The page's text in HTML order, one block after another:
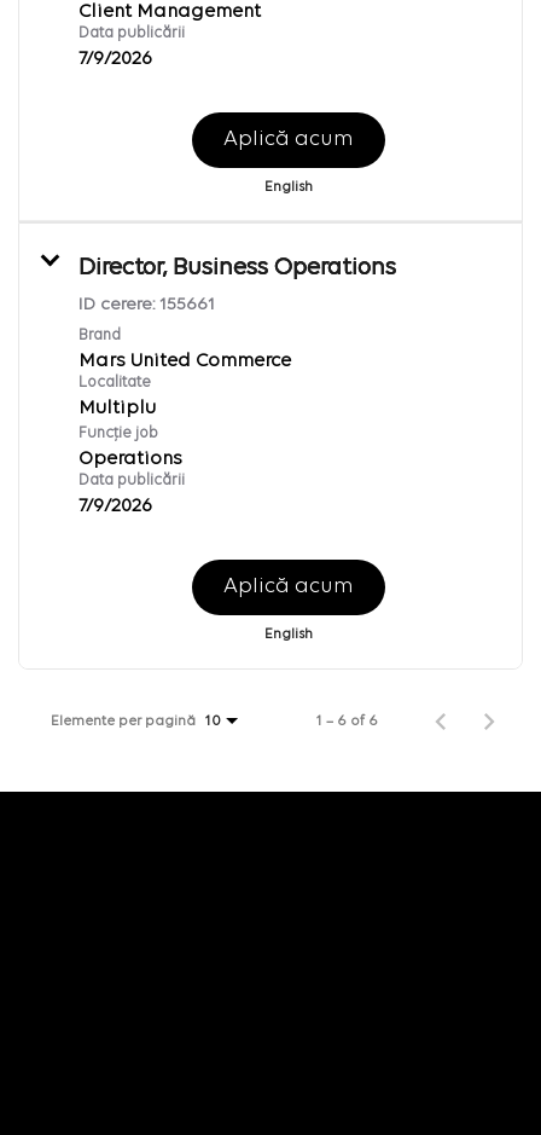
Client Management
Data publicării
7/9/2026
Aplică acum
English
Director, Business Operations
ID cerere: 155661
Brand
Mars United Commerce
Localitate
Multiplu
Funcție job
Operations
Data publicării
7/9/2026
Aplică acum
English
Elemente per pagină 10 1 – 6 of 6